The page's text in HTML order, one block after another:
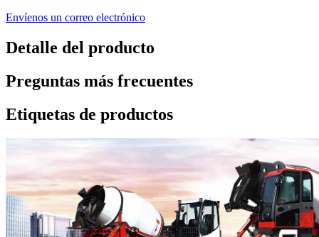
Envíenos un correo electrónico
Detalle del producto
Preguntas más frecuentes
Etiquetas de productos